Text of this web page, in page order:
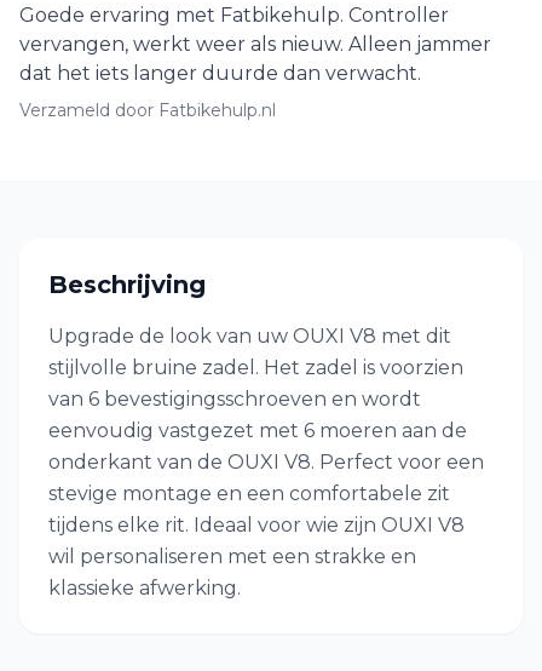
Goede ervaring met Fatbikehulp. Controller
vervangen, werkt weer als nieuw. Alleen jammer
dat het iets langer duurde dan verwacht.
Verzameld door Fatbikehulp.nl
Beschrijving
Upgrade de look van uw OUXI V8 met dit
stijlvolle bruine zadel. Het zadel is voorzien
van 6 bevestigingsschroeven en wordt
eenvoudig vastgezet met 6 moeren aan de
onderkant van de OUXI V8. Perfect voor een
stevige montage en een comfortabele zit
tijdens elke rit. Ideaal voor wie zijn OUXI V8
wil personaliseren met een strakke en
klassieke afwerking.